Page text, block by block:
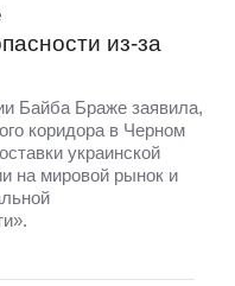
из-за
Байба Браже заявила,
коридора в Черном
украинской
на мировой рынок и